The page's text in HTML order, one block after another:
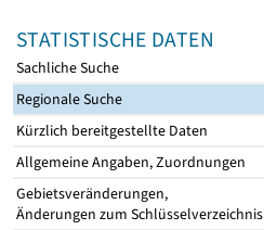
STATISTISCHE DATEN
Sachliche Suche
Regionale Suche
Kürzlich bereitgestellte Daten
Allgemeine Angaben, Zuordnungen
Gebietsveränderungen,
Änderungen zum Schlüsselverzeichnis